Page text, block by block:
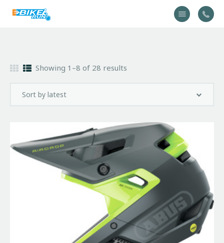
Vélo
Équipement
Contactez-nous
Showing 1–8 of 28 results